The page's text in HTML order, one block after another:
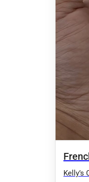
Kelly’s